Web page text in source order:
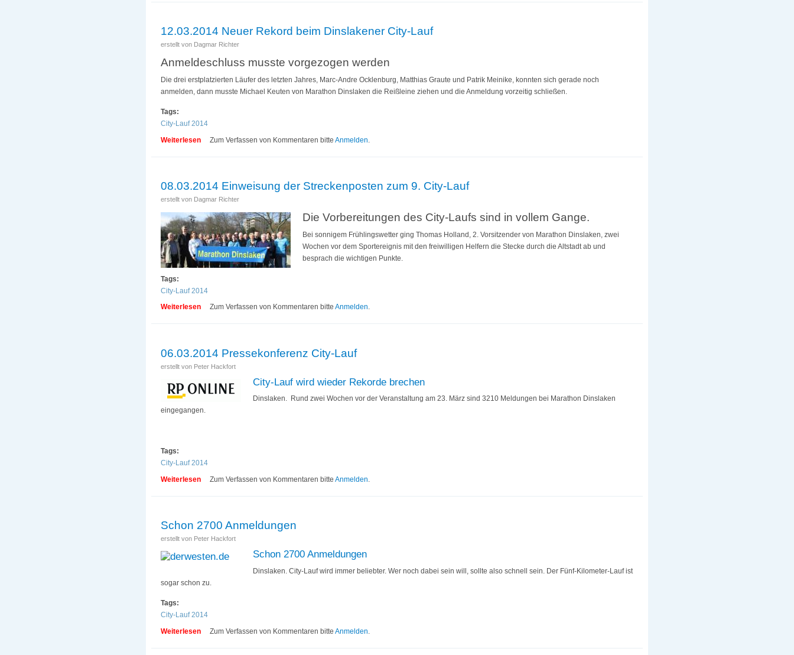
12.03.2014 Neuer Rekord beim Dinslakener City-Lauf
erstellt von Dagmar Richter
Anmeldeschluss musste vorgezogen werden
Die drei erstplatzierten Läufer des letzten Jahres, Marc-Andre Ocklenburg, Matthias Graute und Patrik Meinike, konnten sich gerade noch
anmelden, dann musste Michael Keuten von Marathon Dinslaken die Reißleine ziehen und die Anmeldung vorzeitig schließen.
Tags:
City-Lauf 2014
Weiterlesen über 12.03.2014 Neuer Rekord beim Dinslakener City-Lauf
Zum Verfassen von Kommentaren bitteAnmelden
08.03.2014 Einweisung der Streckenposten zum 9. City-Lauf
erstellt von Dagmar Richter
Die Vorbereitungen des City-Laufs sind in vollem Gange.
Bei sonnigem Frühlingswetter ging Thomas Holland, 2. Vorsitzender von Marathon Dinslaken, zwei
Wochen vor dem Sportereignis mit den freiwilligen Helfern die Stecke durch die Altstadt ab und
besprach die wichtigen Punkte.
Tags:
City-Lauf 2014
Weiterlesen über 08.03.2014 Einweisung der Streckenposten zum 9. City-Lauf
Zum Verfassen von Kommentaren bitteAnmelden
06.03.2014 Pressekonferenz City-Lauf
erstellt von Peter Hackfort
City-Lauf wird wieder Rekorde brechen
Dinslaken. Rund zwei Wochen vor der Veranstaltung am 23. März sind 3210 Meldungen bei Marathon Dinslaken
eingegangen.
Tags:
City-Lauf 2014
Weiterlesen über 06.03.2014 Pressekonferenz City-Lauf
Zum Verfassen von Kommentaren bitteAnmelden
Schon 2700 Anmeldungen
erstellt von Peter Hackfort
Schon 2700 Anmeldungen
Dinslaken. City-Lauf wird immer beliebter. Wer noch dabei sein will, sollte also schnell sein. Der Fünf-Kilometer-Lauf ist
sogar schon zu.
Tags:
City-Lauf 2014
Weiterlesen über Schon 2700 Anmeldungen
Zum Verfassen von Kommentaren bitteAnmelden